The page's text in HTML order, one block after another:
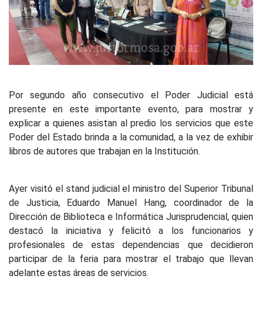
Por segundo año consecutivo el Poder Judicial está
presente en este importante evento, para mostrar y
explicar a quienes asistan al predio los servicios que este
Poder del Estado brinda a la comunidad, a la vez de exhibir
libros de autores que trabajan en la Institución.
Ayer visitó el stand judicial el ministro del Superior Tribunal
de Justicia, Eduardo Manuel Hang, coordinador de la
Dirección de Biblioteca e Informática Jurisprudencial, quien
destacó la iniciativa y felicitó a los funcionarios y
profesionales de estas dependencias que decidieron
participar de la feria para mostrar el trabajo que llevan
adelante estas áreas de servicios.